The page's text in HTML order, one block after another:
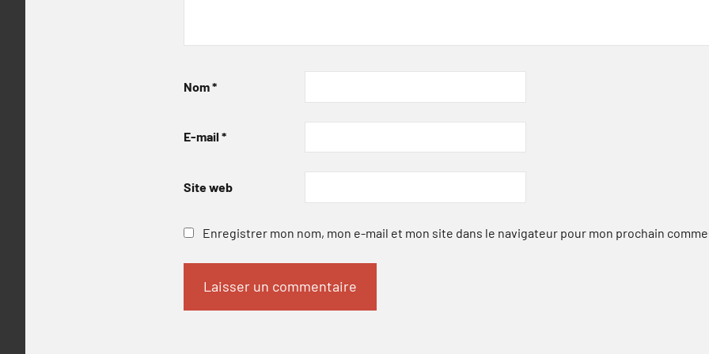
Nom*
E-mail *
Site web
Enregistrer mon nom, mon e-mail et mon site dans le navigateur pour mon prochain